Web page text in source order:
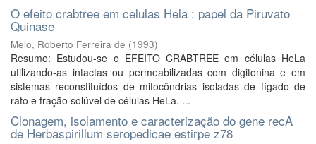
O efeito crabtree em celulas Hela : papel da Piruvato
Quinase
Melo, Roberto Ferreira de (1993)
Resumo: Estudou-se o EFEITO CRABTREE em células HeLa
utilizando-as intactas ou permeabilizadas com digitonina e em
sistemas reconstituídos de mitocôndrias isoladas de fígado de
rato e fração solúvel de células HeLa. ...
Clonagem, isolamento e caracterização do gene recA
de Herbaspirillum seropedicae estirpe z78